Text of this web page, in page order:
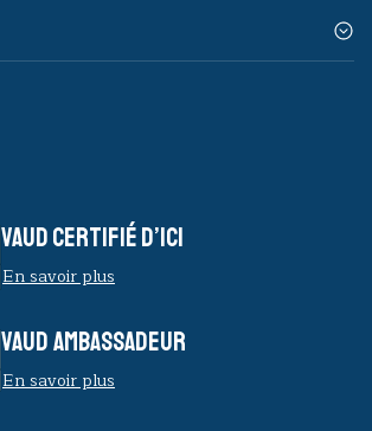
VAUD CERTIFIÉ D’ICI
En savoir plus
VAUD AMBASSADEUR
En savoir plus